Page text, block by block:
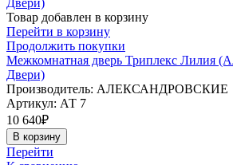
Товар добавлен в корзину
Перейти в корзину
Продолжить покупки
Межкомнатная дверь Триплекс Лилия
Двери)
Производитель: АЛЕКСАНДРОВСКИЕ
Артикул: АТ 7
10 640₽
В корзину
Перейти